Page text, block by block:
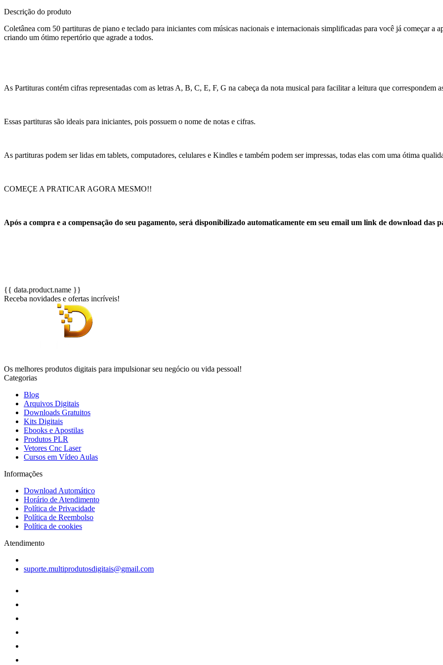
Descrição do produto
Coletânea com 50 partituras de piano e teclado para iniciantes com músicas nacionais e internacionais simplificadas para você já começar a
criando um ótimo repertório que agrade a todos.
As Partituras contém cifras representadas com as letras A, B, C, E, F, G na cabeça da nota musical para facilitar a leitura que
Essas partituras são ideais para iniciantes, pois possuem o nome de notas e cifras.
As partituras podem ser lidas em tablets, computadores, celulares e Kindles e também podem ser impressas, todas elas com uma ótima
COMEÇE A PRATICAR AGORA MESMO!!
Após a compra e a compensação do seu pagamento, será disponibilizado automaticamente em seu email um link de download das
{{ data.product.name }}
Receba novidades e ofertas incríveis!
Os melhores produtos digitais para impulsionar seu negócio ou vida pessoal!
Categorias
Blog
Arquivos Digitais
Downloads Gratuitos
Kits Digitais
Ebooks e Apostilas
Produtos PLR
Vetores Cnc Laser
Cursos em Vídeo Aulas
Informações
Download Automático
Horário de Atendimento
Política de Privacidade
Política de Reembolso
Política de cookies
Atendimento
suporte.multiprodutosdigitais@gmail.com